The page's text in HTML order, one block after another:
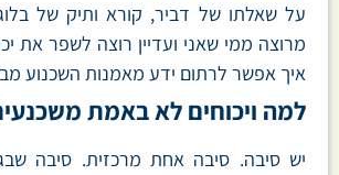
מרוצה ממי שאני ועדיין רוצה לשפר את
איך אפשר לרתום ידע מאמנות השכנוע
למה ויכוחים לא באמת
יש סיבה. סיבה אחת מרכזית. סיבה